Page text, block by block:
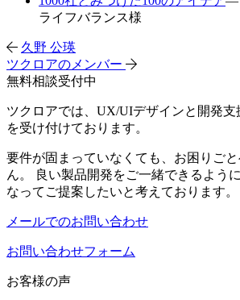
ライフバランス様
久野 公瑛
ツクロアのメンバー
無料相談受付中
ツクロアでは、UX/UIデザインと開発支
を受け付けております。
要件が固まっていなくても、お困りご
ん。 良い製品開発をご一緒できるよう
なってご提案したいと考えております。
メールでのお問い合わせ
お問い合わせフォーム
お客様の声